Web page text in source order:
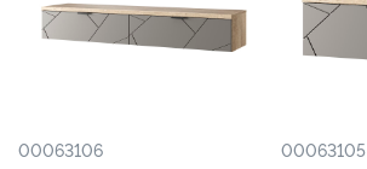
00063106 00063105